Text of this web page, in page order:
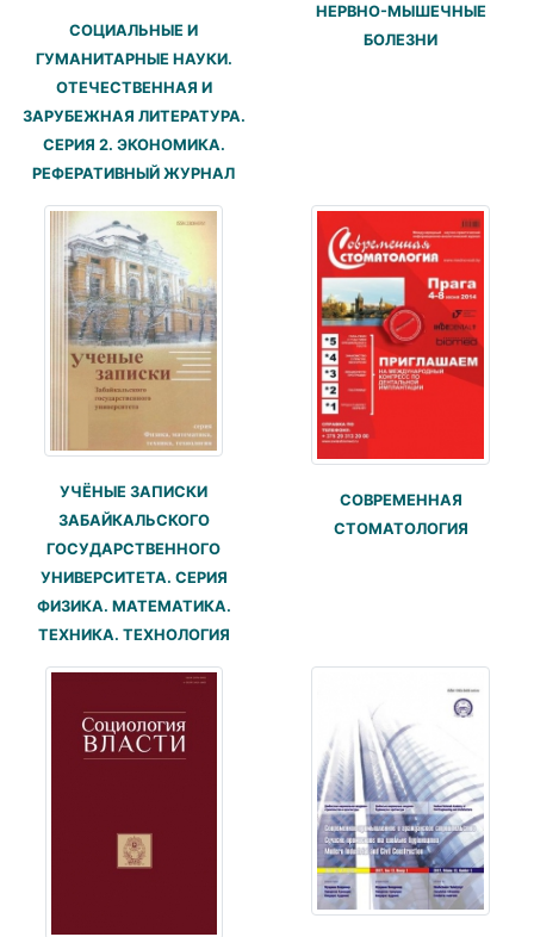
СОЦИАЛЬНЫЕ И
ГУМАНИТАРНЫЕ НАУКИ.
ОТЕЧЕСТВЕННАЯ И
ЗАРУБЕЖНАЯ ЛИТЕРАТУРА.
СЕРИЯ 2. ЭКОНОМИКА.
РЕФЕРАТИВНЫЙ ЖУРНАЛ
НЕРВНО-МЫШЕЧНЫЕ
БОЛЕЗНИ
УЧЁНЫЕ ЗАПИСКИ
ЗАБАЙКАЛЬСКОГО
ГОСУДАРСТВЕННОГО
УНИВЕРСИТЕТА. СЕРИЯ
ФИЗИКА. МАТЕМАТИКА.
ТЕХНИКА. ТЕХНОЛОГИЯ
СОВРЕМЕННАЯ
СТОМАТОЛОГИЯ